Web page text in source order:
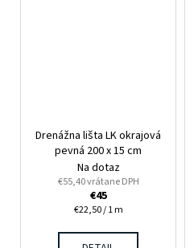
Drenážna lišta LK okrajová
pevná 200 x 15 cm
Na dotaz
€55,40 vrátane DPH
€45
Jednotková
€22,50 / 1 m